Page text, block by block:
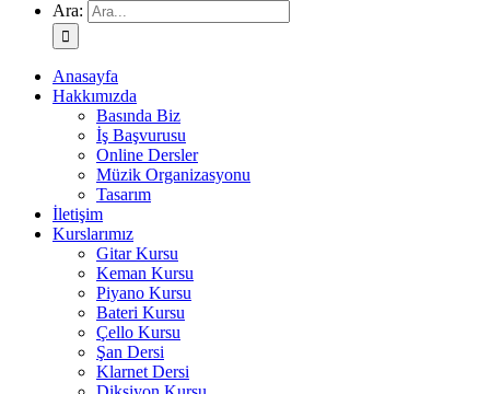
Ara:
Anasayfa
Hakkımızda
Basında Biz
İş Başvurusu
Online Dersler
Müzik Organizasyonu
Tasarım
İletişim
Kurslarımız
Gitar Kursu
Keman Kursu
Piyano Kursu
Bateri Kursu
Çello Kursu
Şan Dersi
Klarnet Dersi